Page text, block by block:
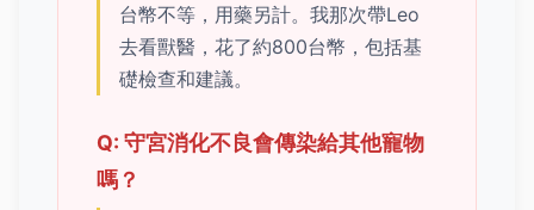
台幣不等，用藥另計。我那次帶Leo
去看獸醫，花了約800台幣，包括基
礎檢查和建議。
Q: 守宮消化不良會傳染給其他寵物
嗎？